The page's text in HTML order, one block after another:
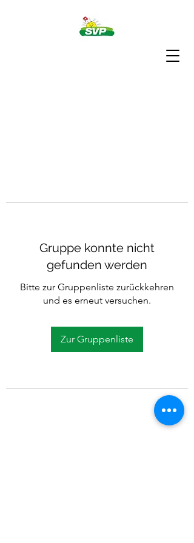
Gruppe konnte nicht
gefunden werden
Bitte zur Gruppenliste zurückkehren
und es erneut versuchen.
Zur Gruppenliste